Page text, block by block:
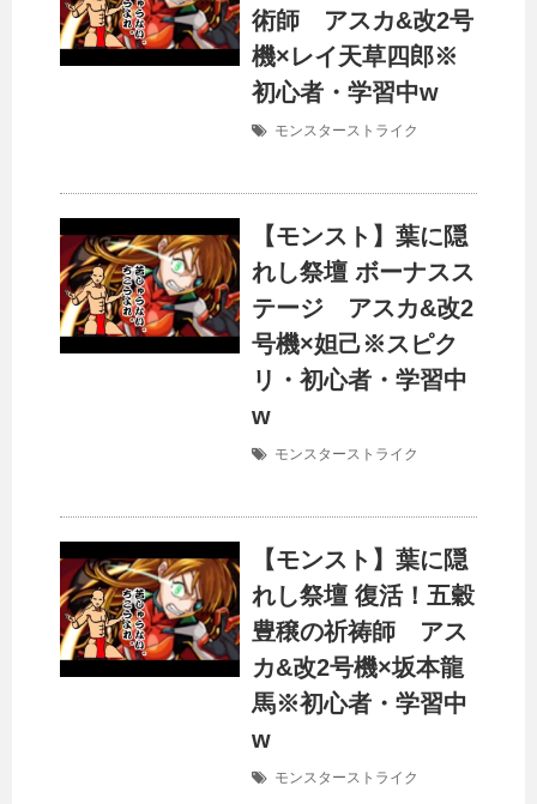
術師 アスカ&改2号
機×レイ天草四郎※
初心者・学習中w
モンスターストライク
【モンスト】葉に隠
れし祭壇 ボーナスス
テージ アスカ&改2
号機×妲己※スピク
リ・初心者・学習中
w
モンスターストライク
【モンスト】葉に隠
れし祭壇 復活！五穀
豊穣の祈祷師 アス
カ&改2号機×坂本龍
馬※初心者・学習中
w
モンスターストライク